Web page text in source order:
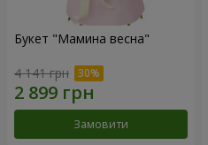
Букет "Мамина весна"
4 141 грн
Замовити